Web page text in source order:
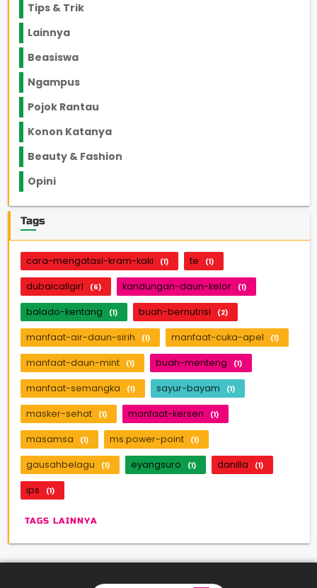
Tips & Trik
Lainnya
Beasiswa
Ngampus
Pojok Rantau
Konon Katanya
Beauty & Fashion
Opini
Tags
cara-mengatasi-kram-kaki (1) te (1)
dubaicallgirl (6) kandungan-daun-kelor (1)
balado-kentang (1) buah-bernutrisi (2)
manfaat-air-daun-sirih (1) manfaat-cuka-apel (1)
manfaat-daun-mint (1) buah-menteng (1)
manfaat-semangka (1) sayur-bayam (1)
masker-sehat (1) manfaat-kersen (1)
masamsa (1) ms.power-point (1)
gausahbelagu (1) eyangsuro (1) danilla (1)
ips (1)
TAGS LAINNYA